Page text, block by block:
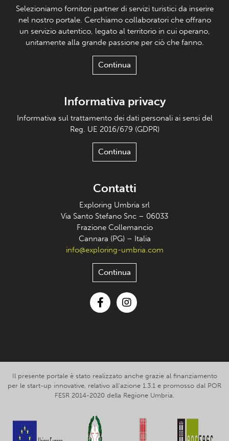
Selezioniamo fornitori partner di servizi turistici da inserire
nel nostro portale. Cerchiamo collaboratori che offrano
un servizio autentico, legato al territorio in cui operano,
unitamente alla grande passione per ciò che fanno.
Continua
Informativa privacy
Informativa sul trattamento dei dati personali ai sensi del
Reg. UE 2016/679 (GDPR)
Continua
Contatti
Exploring Umbria srl
Via Santo Stefano Snc – 06033
Frazione Collemancio
Cannara (PG) – Italia
info@exploring-umbria.com
Continua
Il presente portale è stato realizzato anche grazie al finanziamento
per le start-up innovative, relativo all’azione 1.3.1 e promosso dal POR
FESR 2014-2020 della Regione Umbria.